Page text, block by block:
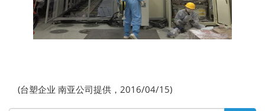
(台塑企业 南亚公司提供，2016/04/15)